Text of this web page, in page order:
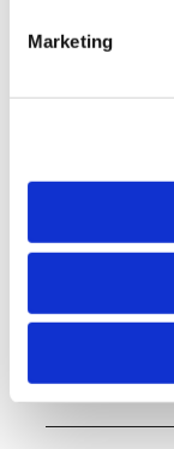
Marketing
Lanaren